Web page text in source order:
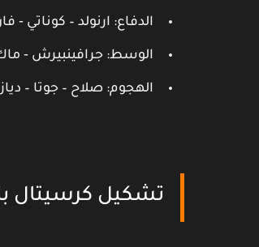
الدفاع: ارنولد – كوناتي ‐
الوسط: جرافينبيرش ‐
الهجوم: صلاح – جوتا –
تشكيل كرسيتال بالاس ضد